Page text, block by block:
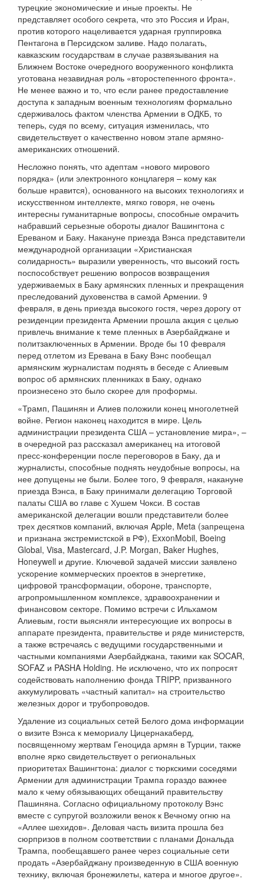
турецкие экономические и иные проекты. Не
представляет особого секрета, что это Россия и Иран,
против которого нацеливается ударная группировка
Пентагона в Персидском заливе. Надо полагать,
кавказским государствам в случае развязывания на
Ближнем Востоке очередного вооруженного конфликта
уготована незавидная роль «второстепенного фронта».
Не менее важно и то, что если ранее предоставление
доступа к западным военным технологиям формально
сдерживалось фактом членства Армении в ОДКБ, то
теперь, судя по всему, ситуация изменилась, что
свидетельствует о качественно новом этапе армяно-
американских отношений.
Несложно понять, что адептам «нового мирового
порядка» (или электронного концлагеря – кому как
больше нравится), основанного на высоких технологиях и
искусственном интеллекте, мягко говоря, не очень
интересны гуманитарные вопросы, способные омрачить
набравший серьезные обороты диалог Вашингтона с
Ереваном и Баку. Накануне приезда Вэнса представители
международной организации «Христианская
солидарность» выразили уверенность, что высокий гость
поспособствует решению вопросов возвращения
удерживаемых в Баку армянских пленных и прекращения
преследований духовенства в самой Армении. 9
февраля, в день приезда высокого гостя, через дорогу от
резиденции президента Армении прошла акция с целью
привлечь внимание к теме пленных в Азербайджане и
политзаключенных в Армении. Вроде бы 10 февраля
перед отлетом из Еревана в Баку Вэнс пообещал
армянским журналистам поднять в беседе с Алиевым
вопрос об армянских пленниках в Баку, однако
произнесено это было скорее для проформы.
«Трамп, Пашинян и Алиев положили конец многолетней
войне. Регион наконец находится в мире. Цель
администрации президента США – установление мира», –
в очередной раз рассказал американец на итоговой
пресс-конференции после переговоров в Баку, да и
журналисты, способные поднять неудобные вопросы, на
нее допущены не были. Более того, 9 февраля, накануне
приезда Вэнса, в Баку принимали делегацию Торговой
палаты США во главе с Хушем Чокси. В состав
американской делегации вошли представители более
трех десятков компаний, включая Apple, Meta (запрещена
и признана экстремистской в РФ), ExxonMobil, Boeing
Global, Visa, Mastercard, J.P. Morgan, Baker Hughes,
Honeywell и другие. Ключевой задачей миссии заявлено
ускорение коммерческих проектов в энергетике,
цифровой трансформации, обороне, транспорте,
агропромышленном комплексе, здравоохранении и
финансовом секторе. Помимо встречи с Ильхамом
Алиевым, гости выясняли интересующие их вопросы в
аппарате президента, правительстве и ряде министерств,
а также встречаясь с ведущими государственными и
частными компаниями Азербайджана, такими как SOCAR,
SOFAZ и PASHA Holding. Не исключено, что их попросят
содействовать наполнению фонда TRIPP, призванного
аккумулировать «частный капитал» на строительство
железных дорог и трубопроводов.
Удаление из социальных сетей Белого дома информации
о визите Вэнса к мемориалу Цицернакаберд,
посвященному жертвам Геноцида армян в Турции, также
вполне ярко свидетельствует о региональных
приоритетах Вашингтона: диалог с тюркскими соседями
Армении для администрации Трампа гораздо важнее
мало к чему обязывающих обещаний правительству
Пашиняна. Согласно официальному протоколу Вэнс
вместе с супругой возложили венок к Вечному огню на
«Аллее шехидов». Деловая часть визита прошла без
сюрпризов в полном соответствии с планами Дональда
Трампа, пообещавшего ранее через социальные сети
продать «Азербайджану произведенную в США военную
технику, включая бронежилеты, катера и многое другое».